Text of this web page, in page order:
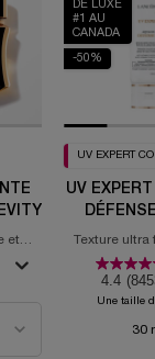
et
DE LUXE
#1 AU
CANADA
-50%
UV EXPERT
UV
Texture ultra
solaire
4.4
Une taille
30